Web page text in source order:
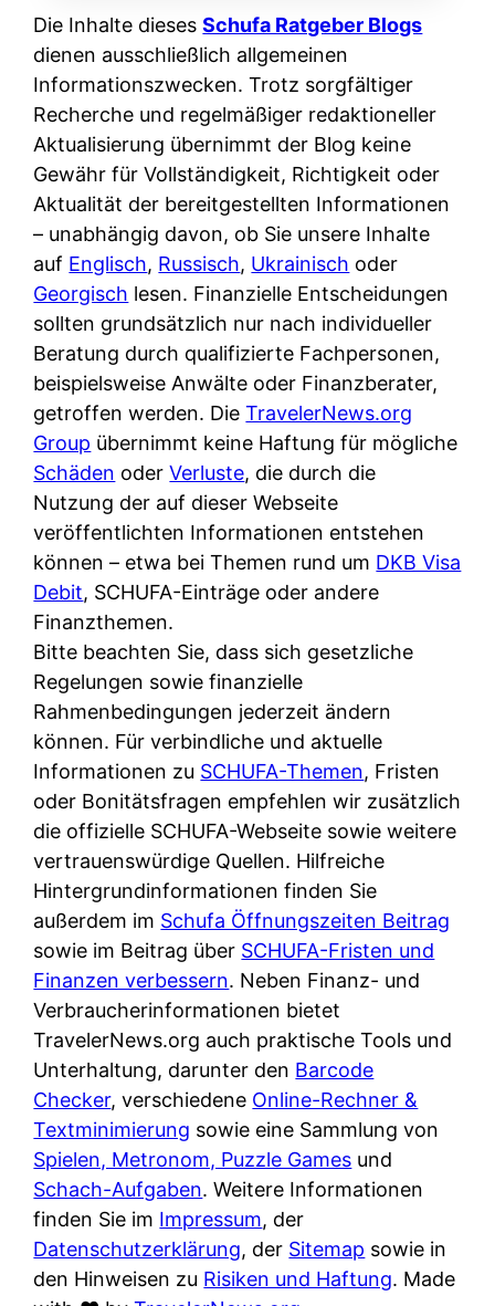
h
i
e
r
e
n
r
u
s
s
i
s
c
h
e
B
a
n
k
k
a
r
t
e
n
M
I
R
?
W
t
i
r
k
c
k
o
t
n
o
u
w
i
t
e
e
t
s
i
e
n
d
e
r
S
c
h
u
t
z
d
e
r
F
i
r
m
a
a
m
p
r
i
v
a
t
e
n
K
ü
c
h
e
n
t
i
s
c
h
e
n
d
e
Die Inhalte diesesSchufa Ratgeber Blogs
dienen ausschließlich allgemeinen
Informationszwecken. Trotz sorgfältiger
Recherche und regelmäßiger redaktioneller
Aktualisierung übernimmt der Blog keine
Gewähr für Vollständigkeit, Richtigkeit oder
Aktualität der bereitgestellten Informationen
– unabhängig davon, ob Sie unsere Inhalte
auf Englisch, Russisch, Ukrainisch oder
Georgisch lesen. Finanzielle Entscheidungen
sollten grundsätzlich nur nach individueller
Beratung durch qualifizierte Fachpersonen,
beispielsweise Anwälte oder Finanzberater,
getroffen werden. DieTravelerNews.org
Group übernimmt keine Haftung für mögliche
Schäden oderVerluste, die durch die
Nutzung der auf dieser Webseite
veröffentlichten Informationen entstehen
können – etwa bei Themen rund um DKB Visa
Debit, SCHUFA-Einträge oder andere
Finanzthemen.
Bitte beachten Sie, dass sich gesetzliche
Regelungen sowie finanzielle
Rahmenbedingungen jederzeit ändern
können. Für verbindliche und aktuelle
Informationen zu SCHUFA-Themen, Fristen
oder Bonitätsfragen empfehlen wir zusätzlich
die offizielle SCHUFA-Webseite sowie weitere
vertrauenswürdige Quellen. Hilfreiche
Hintergrundinformationen finden Sie
außerdem im Schufa Öffnungszeiten Beitrag
sowie im Beitrag über SCHUFA-Fristen und
Finanzen verbessern. Neben Finanz- und
Verbraucherinformationen bietet
TravelerNews.org auch praktische Tools und
Unterhaltung, darunter den Barcode
Checker, verschiedene Online-Rechner &
Textminimierung sowie eine Sammlung von
Spielen, Metronom, Puzzle Games und
Schach-Aufgaben. Weitere Informationen
finden Sie im Impressum, der
Datenschutzerklärung, der Sitemap sowie in
den Hinweisen zu Risiken und Haftung. Made